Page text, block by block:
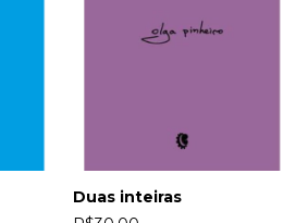
Duas inteiras